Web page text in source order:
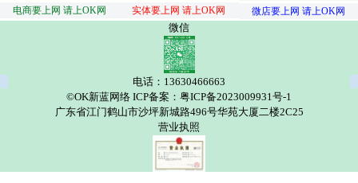
电商要上网 请上OK网
实体要上网 请上OK网 微店要上网 请上OK网
微信
电话：13630466663
©OK新蓝网络 ICP备案：粤ICP备2023009931号-1
广东省江门鹤山市沙坪新城路496号华苑大厦二楼2C25
营业执照